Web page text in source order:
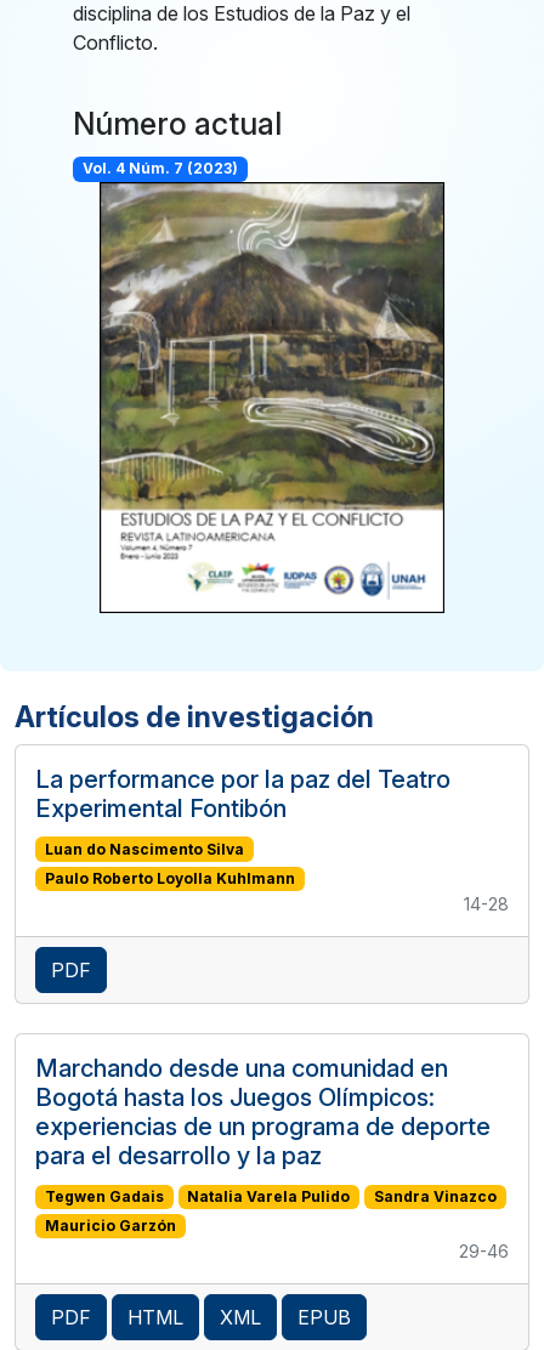
disciplina de los Estudios de la Paz y el
Conflicto.
Número actual
Vol. 4 Núm. 7 (2023)
Artículos de investigación
La performance por la paz del Teatro
Experimental Fontibón
Luan do Nascimento Silva
Paulo Roberto Loyolla Kuhlmann
14-28
PDF
Marchando desde una comunidad en
Bogotá hasta los Juegos Olímpicos:
experiencias de un programa de deporte
para el desarrollo y la paz
Tegwen Gadais Natalia Varela Pulido
Sandra Vinazco
Mauricio Garzón
29-46
PDF HTML XML EPUB